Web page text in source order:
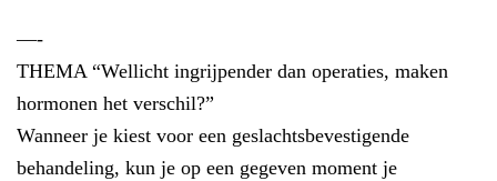
—-
THEMA “Wellicht ingrijpender dan operaties, maken
hormonen het verschil?”
Wanneer je kiest voor een geslachtsbevestigende
behandeling, kun je op een gegeven moment je